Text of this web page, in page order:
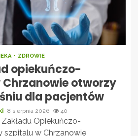
ZDROWIE
opiekuńczo-
otworzy
dla pacjentów
8 sierpnia 2026 40
Opiekuńczo-
szpitalu w Chrzanowie